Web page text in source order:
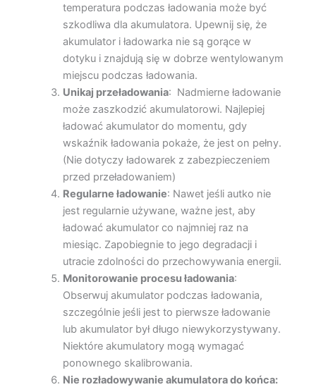
temperatura podczas ładowania może być
szkodliwa dla akumulatora. Upewnij się, że
akumulator i ładowarka nie są gorące w
dotyku i znajdują się w dobrze wentylowanym
miejscu podczas ładowania.
Unikaj przeładowania: Nadmierne ładowanie
może zaszkodzić akumulatorowi. Najlepiej
ładować akumulator do momentu, gdy
wskaźnik ładowania pokaże, że jest on pełny.
(Nie dotyczy ładowarek z zabezpieczeniem
przed przeładowaniem)
Regularne ładowanie: Nawet jeśli autko nie
jest regularnie używane, ważne jest, aby
ładować akumulator co najmniej raz na
miesiąc. Zapobiegnie to jego degradacji i
utracie zdolności do przechowywania energii.
Monitorowanie procesu ładowania:
Obserwuj akumulator podczas ładowania,
szczególnie jeśli jest to pierwsze ładowanie
lub akumulator był długo niewykorzystywany.
Niektóre akumulatory mogą wymagać
ponownego skalibrowania.
Nie rozładowywanie akumulatora do końca: